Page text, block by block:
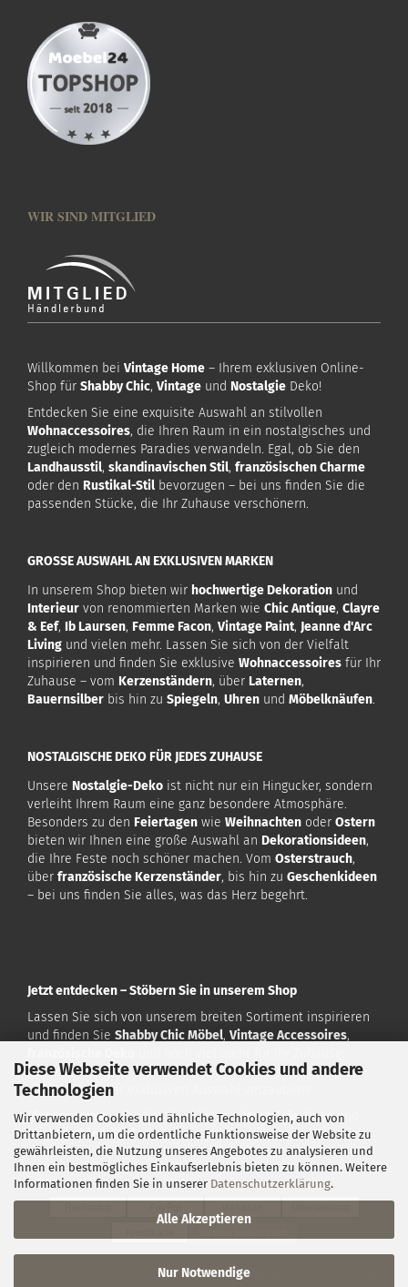
Diese Webseite verwendet Cookies und andere
Technologien
Wir verwenden Cookies und ähnliche Technologien, auch von
Drittanbietern, um die ordentliche Funktionsweise der Website zu
gewährleisten, die Nutzung unseres Angebotes zu analysieren und
Ihnen ein bestmögliches Einkaufserlebnis bieten zu können. Weitere
Informationen finden Sie in unserer Datenschutzerklärung.
Alle Akzeptieren
Nur Notwendige
WIR SIND MITGLIED
Willkommen bei Vintage Home – Ihrem exklusiven Online-
Shop für Shabby Chic, Vintage und Nostalgie Deko!
Entdecken Sie eine exquisite Auswahl an stilvollen
Wohnaccessoires, die Ihren Raum in ein nostalgisches und
zugleich modernes Paradies verwandeln. Egal, ob Sie den
Landhausstil, skandinavischen Stil, französischen Charme
oder den Rustikal-Stil bevorzugen – bei uns finden Sie die
passenden Stücke, die Ihr Zuhause verschönern.
GROSSE AUSWAHL AN EXKLUSIVEN MARKEN
In unserem Shop bieten wir hochwertige Dekoration und
Interieur von renommierten Marken wie Chic Antique, Clayre
& Eef, Ib Laursen, Femme Facon, Vintage Paint, Jeanne d'Arc
Living und vielen mehr. Lassen Sie sich von der Vielfalt
inspirieren und finden Sie exklusive Wohnaccessoires für Ihr
Zuhause – vom Kerzenständern, über Laternen,
Bauernsilber bis hin zu Spiegeln, Uhren und Möbelknäufen.
NOSTALGISCHE DEKO FÜR JEDES ZUHAUSE
Unsere Nostalgie-Deko ist nicht nur ein Hingucker, sondern
verleiht Ihrem Raum eine ganz besondere Atmosphäre.
Besonders zu den Feiertagen wie Weihnachten oder Ostern
bieten wir Ihnen eine große Auswahl an Dekorationsideen,
die Ihre Feste noch schöner machen. Vom Osterstrauch,
über französische Kerzenständer, bis hin zu Geschenkideen
– bei uns finden Sie alles, was das Herz begehrt.
Jetzt entdecken – Stöbern Sie in unserem Shop
Lassen Sie sich von unserem breiten Sortiment inspirieren
und finden Sie Shabby Chic Möbel, Vintage Accessoires,
Besuchen Sie uns aufwww.vintagehome.de und lassen Sie
sich von unserer exklusiven Auswahl verzaubern!
Vintage Home– Ihr Ziel für exklusiveNostalgie-Deko und
Shabby Chic Möbel!
Zahlarten:
Konzeption & Realisiert